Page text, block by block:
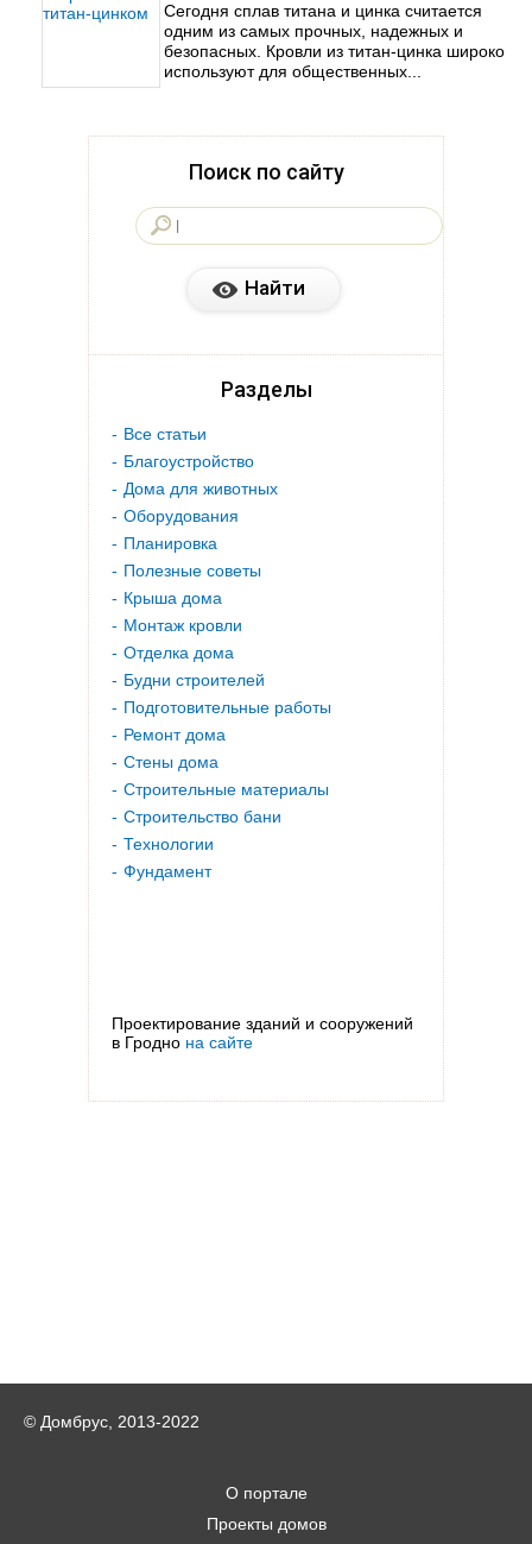
Сегодня сплав титана и цинка считается
одним из самых прочных, надежных и
безопасных. Кровли из титан-цинка широко
используют для общественных...
Поиск по сайту
Разделы
Все статьи
Благоустройство
Дома для животных
Оборудования
Планировка
Полезные советы
Крыша дома
Монтаж кровли
Отделка дома
Будни строителей
Подготовительные работы
Ремонт дома
Стены дома
Строительные материалы
Строительство бани
Технологии
Фундамент
Проектирование зданий и сооружений
в Гродно на сайте
© Домбрус, 2013-2022
О портале
Проекты домов